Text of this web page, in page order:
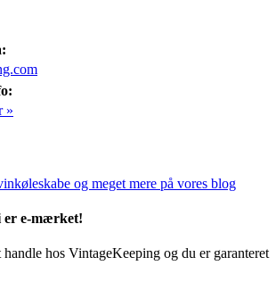
»
og meget mere på vores blog
er e-mærket!
hos VintageKeeping og du er garanteret